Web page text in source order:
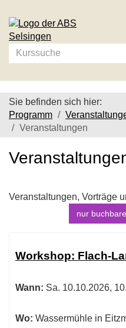
Sie befinden sich hier:
Programm
Veranstaltungen
Veranstaltungen, Vorträge
nur buchbare
Tabellenüberschriften
können
werden.
Workshop: Flach-
Wann: Sa. 10.10.2026,
Wo: Wassermühle in